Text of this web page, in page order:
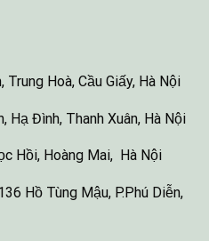
Hoà, Cầu Giấy, Hà Nội
Hạ Đình, Thanh Xuân, Hà Nội
Hồi, Hoàng Mai, Hà Nội
Hồ Tùng Mậu, P.Phú Diễn,